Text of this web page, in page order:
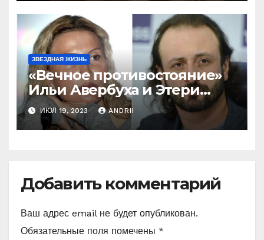
ЗВЕЗДНАЯ ЖИЗНЬ
«Вечное противостояние»
Ильи Авербуха и Этери
Тутберидзе. Кто же
«перетянет одеяло» на
себя
ИЮЛ 19, 2023 ANDRII
Добавить комментарий
Ваш адрес email не будет опубликован.
Обязательные поля помечены *